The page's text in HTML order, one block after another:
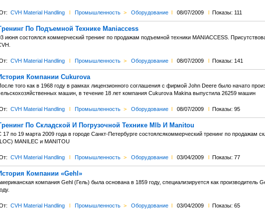
CVH Material Handling l Промышленность > Оборудование l 08/07/2009 l Показы: 111
По Подъемной Технике Maniaccess
июня состоялся коммерческий тренинг по продажам подъемной техники MANIACCESS.
CVH Material Handling l Промышленность > Оборудование l 08/07/2009 l Показы: 141
Компании Cukurova
того как в 1968 году в рамках лицензионного соглашения с фирмой John Deere было начато
машин, в течение 18 лет компания Cukurova Makina выпустила 26259 машин
CVH Material Handling l Промышленность > Оборудование l 08/07/2009 l Показы: 95
По Складской И Погрузочной Технике Mlb И Manitou
17 по 19 марта 2009 года в городе Санкт-Петербурге состоялсякоммерческий тренинг по продажам
MANILEC и MANITOU
CVH Material Handling l Промышленность > Оборудование l 03/04/2009 l Показы: 77
Компании «Gehl»
компания Gehl (Гель) была основана в 1859 году, специализируется как производитель
CVH Material Handling l Промышленность > Оборудование l 03/04/2009 l Показы: 65